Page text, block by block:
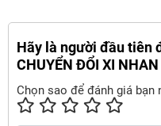
Hãy là người đầu tiên
CHUYỂN ĐỔI XI
Chọn sao để đánh giá bạn